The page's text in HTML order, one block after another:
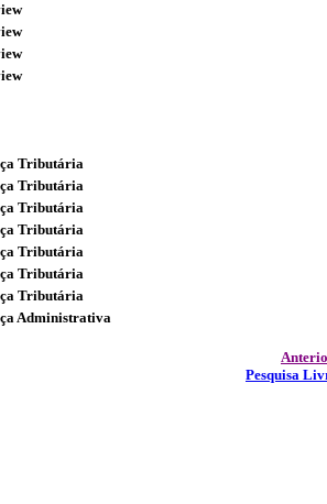
Tributária
Tributária
Tributária
Tributária
Tributária
Tributária
Tributária
Administrativa
Pesquisa